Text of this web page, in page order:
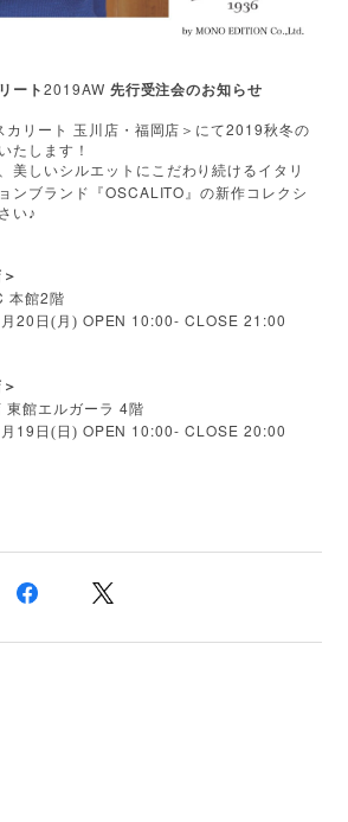
ート 2019AW 先行受注会のお知らせ
カリート 玉川店・福岡店＞にて2019秋冬の
たします！
美しいシルエットにこだわり続けるイタリ
ンブランド『OSCALITO 』の新作コレクシ
い♪
本館2階
月 20 日(月) OPEN 10:00- CLOSE 21:00
東館エルガーラ 4階
月 19 日(日) OPEN 10:00- CLOSE 20:00